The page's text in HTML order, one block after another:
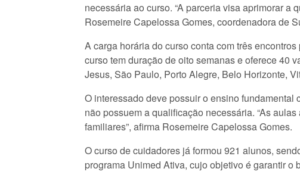
necessária ao curso. “A parceria visa aprimorar
Rosemeire Capelossa Gomes, coordenadora de
A carga horária do curso conta com três
curso tem duração de oito semanas e oferece 40
Jesus, São Paulo, Porto Alegre, Belo Horizonte,
O interessado deve possuir o ensino
não possuem a qualificação necessária. “As
familiares”, afirma Rosemeire Capelossa Gomes.
O curso de cuidadores já formou 921 alunos,
programa Unimed Ativa, cujo objetivo é garantir